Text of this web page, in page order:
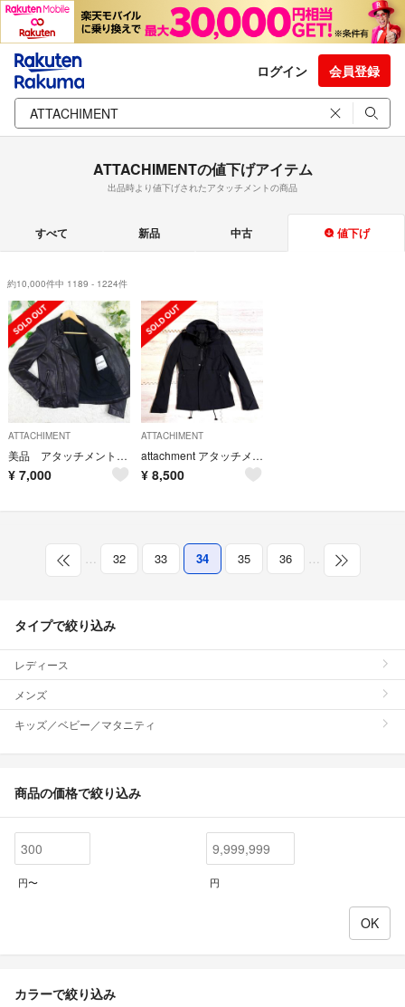
ログイン 会員登録
ATTACHIMENTの値下げアイテム
出品時より値下げされたアタッチメントの商品
すべて 新品 中古 値下げ
約10,000件中 1189 - 1224件
ATTACHIMENT
美品 アタッチメント 羊革 立ち襟 ダブルライダース レザージャケット 1 黒
¥ 7,000
ATTACHIMENT
attachment アタッチメント M65 ブルゾン ミリタリージャケット
¥ 8,500
… 32 33 34 35 36 …
タイプで絞り込み
レディース
メンズ
キッズ／ベビー／マタニティ
商品の価格で絞り込み
円〜 円
カラーで絞り込み